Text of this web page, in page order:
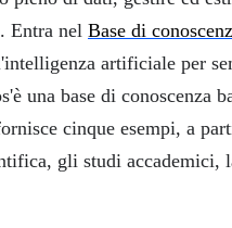
Entra nel Base di
artificiale per
una base di
cinque esempi, a
gli studi accademici,